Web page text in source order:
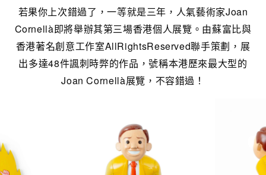
若果你上次錯過了，一等就是三年，人氣藝術家Joan
Cornellà即將舉辦其第三場香港個人展覽。由蘇富比與
香港著名創意工作室AllRightsReserved聯手策劃，展
出多達48件諷刺時弊的作品，號稱本港歷來最大型的
Joan Cornellà展覽，不容錯過！